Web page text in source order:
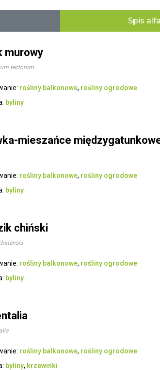
Spis
murowy
tectorum
rośliny balkonowe, rośliny ogrodowe
byliny
mieszańce
rośliny balkonowe, rośliny ogrodowe
byliny
chiński
rośliny balkonowe, rośliny ogrodowe
byliny
rośliny balkonowe, rośliny ogrodowe
byliny, krzewinki